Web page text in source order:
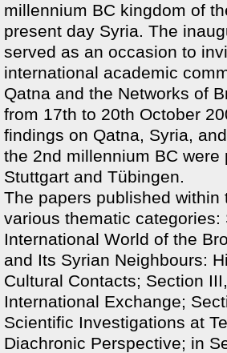
millennium BC kingdom of
present day Syria. The
served as an occasion to
international academic
Qatna and the Networks of
from 17th to 20th October
findings on Qatna, Syria,
the 2nd millennium BC
Stuttgart and Tübingen.
The papers published
various thematic
International World of the
and Its Syrian Neighbours:
Cultural Contacts; Section
International Exchange;
Scientific Investigations at
Diachronic Perspective; in